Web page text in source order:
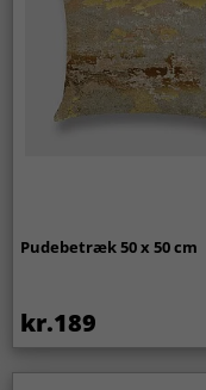
Pudebetræk 50 x 50 cm
kr.189